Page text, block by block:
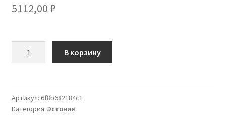
5112,00 ₽
'PT-
1047'
В корзину
Артикул: 6f8b682184c1
Категория: Эстония